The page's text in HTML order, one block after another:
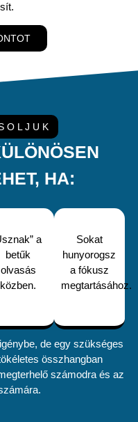
HA:
a
betűk
olvasás
közben.
Sokat
hunyorogsz
a fókusz
megtartásához.
de egy szükséges
összhangban
számodra és az